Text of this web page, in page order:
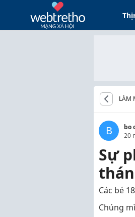
LÀM
B
bo
20
Sự
Các bé
Chúng